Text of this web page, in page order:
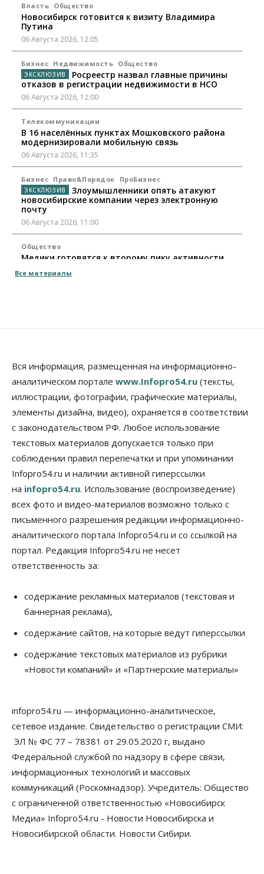
Власть Общество
Новосибирск готовится к визиту Владимира
Путина
06 Августа 2026, 12:05
Бизнес Недвижимость Общество
Росреестр назвал главные причины
отказов в регистрации недвижимости в НСО
06 Августа 2026, 12:00
Телекоммуникации
В 16 населённых пунктах Мошковского района
модернизировали мобильную связь
06 Августа 2026, 11:35
Бизнес Право&Порядок ПроБизнес
Злоумышленники опять атакуют
новосибирские компании через электронную
почту
06 Августа 2026, 11:00
Общество
Медики готовятся к второму пику активности
06 Августа 2026, 10:00
Бизнес
Застройщики Новосибирска
доплатили налоги на сумму почти 700 млн рублей
06 Августа 2026, 08:00
Власть
От регоператора Новосибирска потребовали
погасить долги на два миллиарда
05 Августа 2026, 19:00
Власть Отставки И Назначения
Министра транспорта Новосибирской области
05 Августа 2026, 18:30
Власть Город Общество
В мэрии Новосибирска объяснили ситуацию с
пешеходной зоной на улице Ленина
05 Августа 2026, 18:00
Бизнес Власть
Независимые АЗС Новосибирска
получают до 20% топлива, прописанного в
05 Августа 2026, 17:00
Власть
Губернатор поблагодарил новосибирских
Бизнес Общество
Самые популярные у
предпринимателей сферы бизнеса назвали в
Новосибирске
05 Августа 2026, 16:00
Недвижимость
Летний марафон скидок в ГК «Расцветай — до 16
августа
05 Августа 2026, 15:55
Все материалы
Вся информация, размещенная на информационно-
аналитическом портале www.Infopro54.ru (тексты,
иллюстрации, фотографии, графические материалы,
элементы дизайна, видео), охраняется в соответствии
с законодательством РФ. Любое использование
текстовых материалов допускается только при
соблюдении правил перепечатки и при упоминании
Infopro54.ru и наличии активной гиперссылки
на infopro54.ru. Использование (воспроизведение)
всех фото и видео-материалов возможно только с
письменного разрешения редакции информационно-
аналитического портала Infopro54.ru и со ссылкой на
портал. Редакция Infopro54.ru не несет
ответственность за:
содержание рекламных материалов (текстовая и
баннерная реклама),
содержание сайтов, на которые ведут гиперссылки
содержание текстовых материалов из рубрики
«Новости компаний» и «Партнерские материалы»
infopro54.ru — информационно-аналитическое,
сетевое издание. Свидетельство о регистрации СМИ:
ЭЛ № ФС 77 – 78381 от 29.05.2020 г, выдано
Федеральной службой по надзору в сфере связи,
информационных технологий и массовых
коммуникаций (Роскомнадзор). Учредитель: Общество
с ограниченной ответственностью «Новосибирск
Медиа» Infopro54.ru - Новости Новосибирска и
Новосибирской области. Новости Сибири.